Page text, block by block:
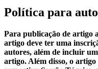
Política para
Para publicação de artigo
artigo deve ter uma
autores, além de incluir
artigo. Além disso, o artigo